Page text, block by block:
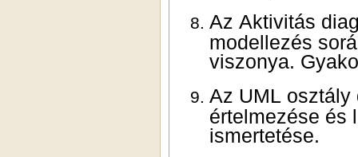
Az Aktivitás diagram és annak használata a Use Case
modellezés során. Az Aktivitás diagram és a Use Case leírás
Az UML osztály diagram. A Domain modell felépítése,
értelmezése és létrehozásának módszerei. Gyakorlati példa
ismertetése.